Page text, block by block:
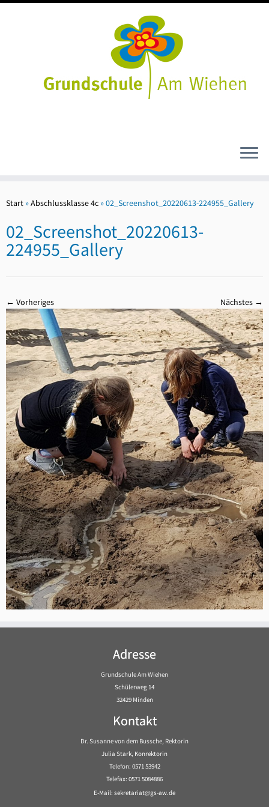
Inhalt
Start »Abschlussklasse 4c »02_Screenshot_20220613-224955_Gallery
02_Screenshot_20220613-
224955_Gallery
← Vorheriges Nächstes →
Adresse
Grundschule Am Wiehen
Schülerweg 14
32429 Minden
Kontakt
Dr. Susanne von dem Bussche, Rektorin
Julia Stark, Konrektorin
Telefon: 0571 53942
Telefax: 0571 5084886
E-Mail: sekretariat@gs-aw.de